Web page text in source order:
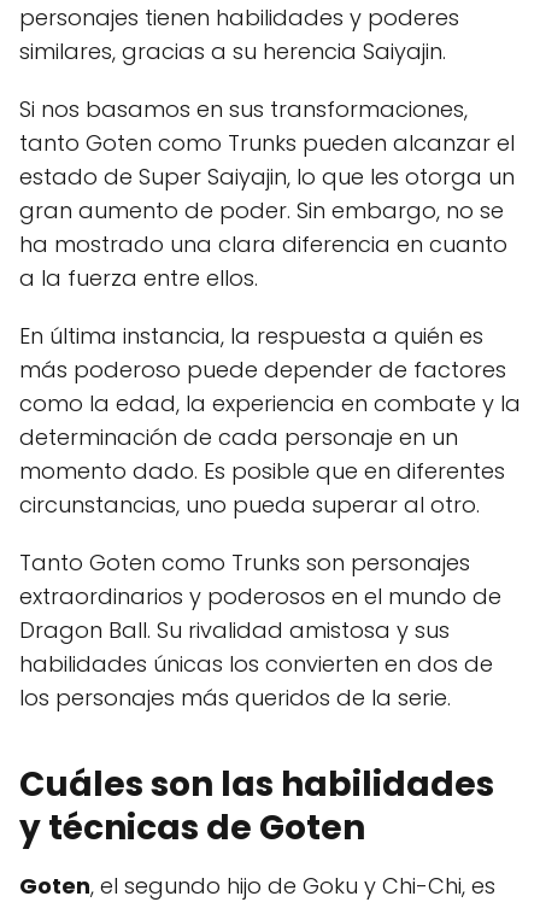
personajes tienen habilidades y poderes
similares, gracias a su herencia Saiyajin.
Si nos basamos en sus transformaciones,
tanto Goten como Trunks pueden alcanzar el
estado de Super Saiyajin, lo que les otorga un
gran aumento de poder. Sin embargo, no se
ha mostrado una clara diferencia en cuanto
a la fuerza entre ellos.
En última instancia, la respuesta a quién es
más poderoso puede depender de factores
como la edad, la experiencia en combate y la
determinación de cada personaje en un
momento dado. Es posible que en diferentes
circunstancias, uno pueda superar al otro.
Tanto Goten como Trunks son personajes
extraordinarios y poderosos en el mundo de
Dragon Ball. Su rivalidad amistosa y sus
habilidades únicas los convierten en dos de
los personajes más queridos de la serie.
Cuáles son las habilidades
y técnicas de Goten
Goten, el segundo hijo de Goku y Chi-Chi, es